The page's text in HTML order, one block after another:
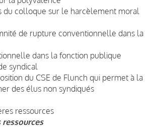
du colloque sur le harcèlement moral
de rupture conventionnelle dans la
dans la fonction publique
syndical
du CSE de Flunch qui permet à la
des élus non syndiqués
ressources
ressources